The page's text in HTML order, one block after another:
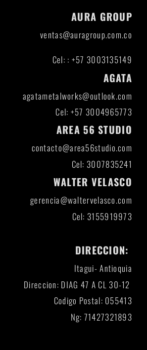
AURA GROUP
ventas@auragroup.com.co
Cel: : +57 3003135149
AGATA
agatametalworks@outlook.com
Cel: +57 3004965773
AREA 56 STUDIO
contacto@area56studio.com
Cel: 3007835241
WALTER VELASCO
gerencia@waltervelasco.com
Cel: 3155919973
DIRECCION:
Itagui- Antioquia
Direccion: DIAG 47 A CL 30-12
Codigo Postal: 055413
Ng: 71427321893